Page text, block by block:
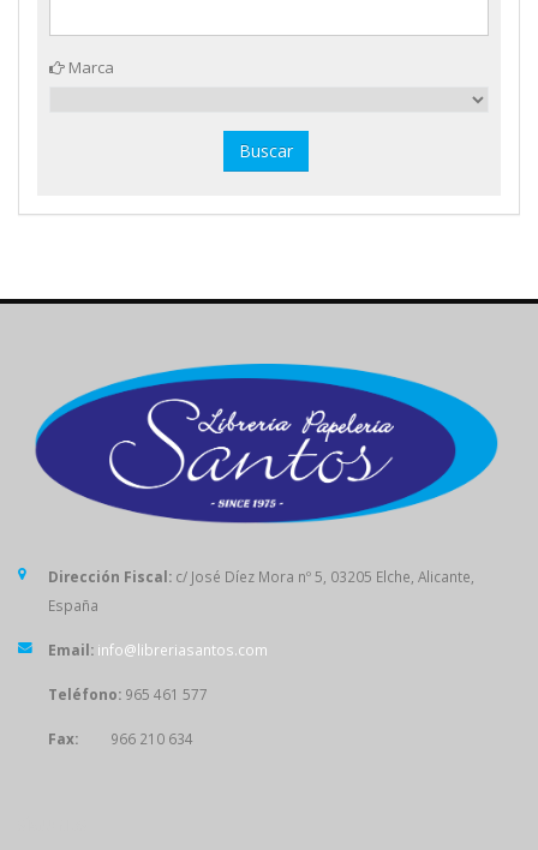
Marca
Dirección Fiscal: c/ José Díez Mora nº 5, 03205 Elche, Alicante,
España
Email: info@libreriasantos.com
Teléfono: 965 461 577
Fax: 966 210 634